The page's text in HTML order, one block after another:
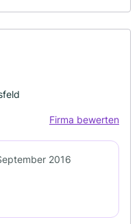
Firma bewerten
2016